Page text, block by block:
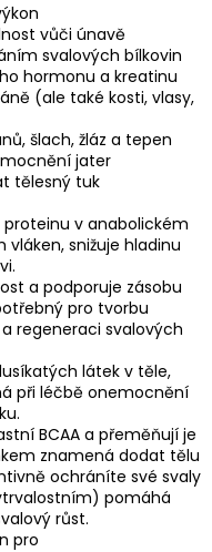
vůči únavě
svalových bílkovin
hormonu a kreatinu
(ale také kosti, vlasy,
šlach, žláz a tepen
jater
tělesný tuk
v anabolickém
snižuje hladinu
a podporuje zásobu
pro tvorbu
regeneraci svalových
látek v těle,
při léčbě onemocnění
BCAA a přeměňují je
znamená dodat tělu
ochráníte své svaly
pomáhá
růst.
pro